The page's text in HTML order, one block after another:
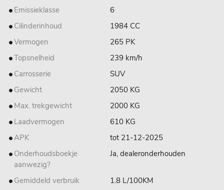
Emissieklasse
6
Cilinderinhoud
1984 CC
Vermogen
265 PK
Topsnelheid
239 km/h
Carrosserie
SUV
Gewicht
2050 KG
Max. trekgewicht
2000 KG
Laadvermogen
610 KG
APK
tot 21-12-2025
Onderhoudsboekje
aanwezig?
Ja, dealeronderhouden
Gemiddeld verbruik 1.8 L/100KM